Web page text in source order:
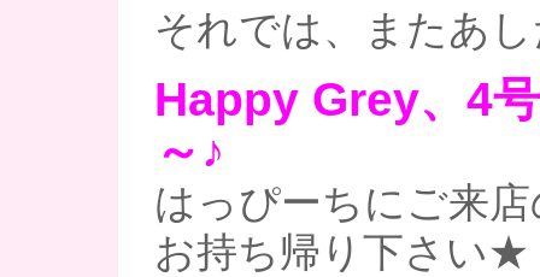
それでは、またあ
Happy Grey、4
～♪
はっぴーちにご来
お持ち帰り下さい★